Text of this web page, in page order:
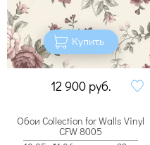
Купить
12 900 руб.
Обои Collection for Walls Vinyl
CFW 8005